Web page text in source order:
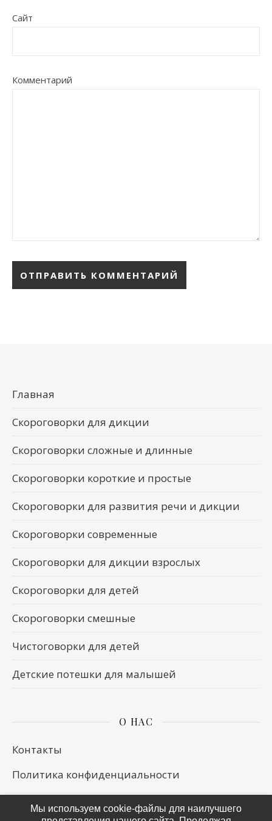
Сайт
Комментарий
Главная
Скороговорки для дикции
Скороговорки сложные и длинные
Скороговорки короткие и простые
Скороговорки для развития речи и дикции
Скороговорки современные
Скороговорки для дикции взрослых
Скороговорки для детей
Скороговорки смешные
Чистоговорки для детей
Детские потешки для малышей
О НАС
Контакты
Политика конфиденциальности
Мы используем cookie-файлы для наилучшего